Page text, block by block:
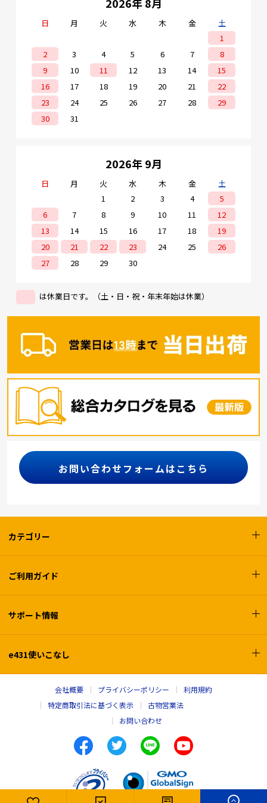
日 月 火 水 木 金
土
1
2
3 4 5 6 7
8
9
10 11 12 13 14
15
16
17 18 19 20 21
22
23
24 25 26 27 28
29
30
31
2026年 9月
日 月 火 水 木 金
土
1
2 3 4
5
6
7 8 9 10 11
12
13
14 15 16 17 18
19
20
21 22 23 24 25
26
27
28 29 30
は休業日です。（土・日・祝・年末年始は休業）
お問い合わせフォームはこちら
カテゴリー
ご利用ガイド
サポート情報
e431使いこなし
会社概要 プライバシーポリシー
利用規約
特定商取引法に基づく表示
古物営業法
お問い合わせ